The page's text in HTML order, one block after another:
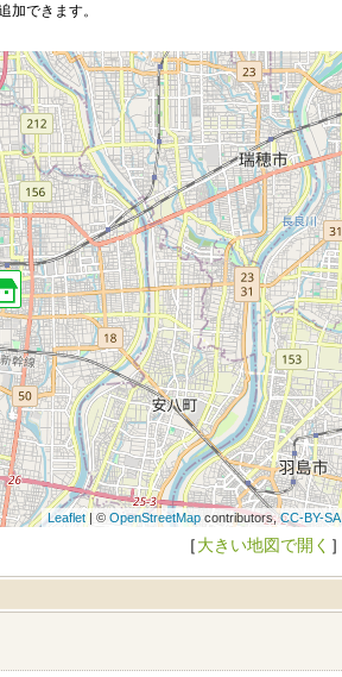
加できます。
Leaflet| © OpenStreetMapcontributors,CC-BY-SA
［大きい地図で開く ］